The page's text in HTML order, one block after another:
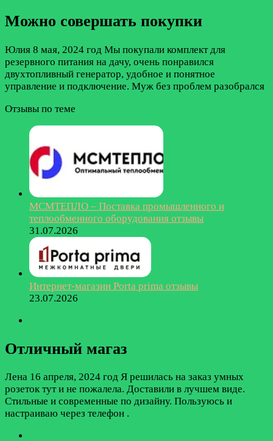
Можно совершать покупки
Юлия 8 мая, 2024 год Мы покупали комплект для
резервного питания на дачу, очень понравился
двухтопливный генератор, удобное и понятное
управление и подключение. Муж без проблем разобрался
Отзывы по теме
МСМТЕПЛО – Поставка промышленного и
теплообменного оборудования отзывы
31.07.2026
Интернет-магазин Porta prima отзывы
23.07.2026
Отличный магаз
Лена 16 апреля, 2024 год Я решилась на заказ умных
розеток тут и не пожалела. Доставили в лучшем виде.
Стильные и современные по дизайну. Пользуюсь и
настраиваю через телефон .